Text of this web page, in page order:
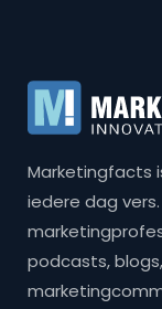
Marketingfacts
iedere dag
podcasts,